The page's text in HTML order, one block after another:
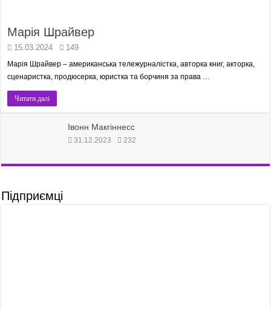
Марія Шрайвер
15.03.2024 149
Марія Шрайвер – американська тележурналістка, авторка книг, акторка,
сценаристка, продюсерка, юристка та борчиня за права …
Читати далі
Івонн Макгіннесс
31.12.2023 232
Підприємці